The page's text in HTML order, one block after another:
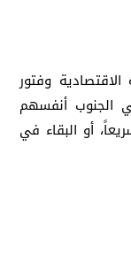
وفتور
الجنوب أنفسهم
أو البقاء في